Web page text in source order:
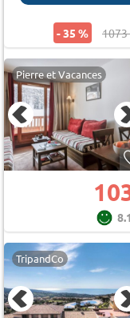
- 35 % 1073
Pierre et Vacances
TripandCo